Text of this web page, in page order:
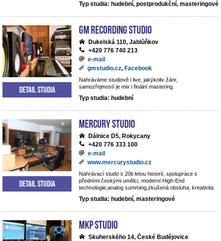
Typ studia: hudební, postprodukční, masteringové
GM Recording Studio
Dukelská 110, Jablůňkov
+420 776 740 213
e-mail
gmstudio.cz, Facebook
Nahráváme studiově i live, jakýkoliv žánr,
samozřejmostí je mix i finální mastering.
Typ studia: hudební
Detail studia
Mercury studio
Dálnice D5, Rokycany
+420 776 333 100
e-mail
www.mercurystudio.cz
Nahrávací studo s 20ti letou historií, spolupráce s
předními českými umělci, moderní High-End
technologie,analog summing,zkušená obsluha, kreativita
Typ studia: hudební, masteringové
Detail studia
MKP STUDIO
Skuherského 14, České Budějovice